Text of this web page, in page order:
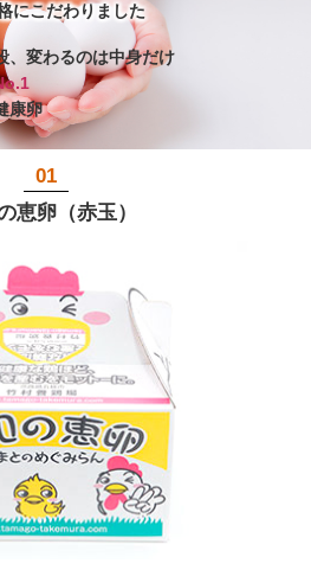
にこだわりました
変わるのは中身だけ
1
康卵
01
恵卵（赤玉）